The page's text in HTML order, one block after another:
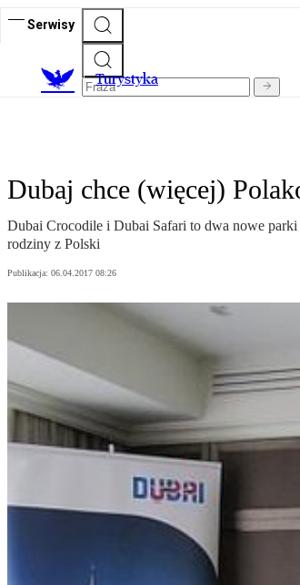
Serwisy
Turystyka
Dubaj chce (więcej)
Dubai Crocodile i Dubai Safari to dwa nowe
rodziny z Polski
Publikacja: 06.04.2017 08:26